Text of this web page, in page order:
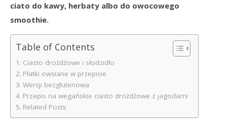
ciato do kawy, herbaty albo do owocowego
smoothie.
Table of Contents
Ciasto drożdżowe i słodzidło
Płatki owsiane w przepisie
Wersji bezglutenowa
Przepis na wegańskie ciasto drożdżowe z jagodami
Related Posts